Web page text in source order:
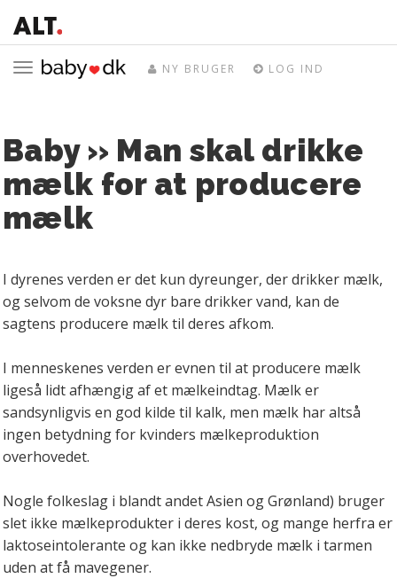
Toggle
NY BRUGER LOG IND
Baby » Man skal drikke
mælk for at producere
mælk
I dyrenes verden er det kun dyreunger, der drikker mælk,
og selvom de voksne dyr bare drikker vand, kan de
sagtens producere mælk til deres afkom.
I menneskenes verden er evnen til at producere mælk
ligeså lidt afhængig af et mælkeindtag. Mælk er
sandsynligvis en god kilde til kalk, men mælk har altså
ingen betydning for kvinders mælkeproduktion
overhovedet.
Nogle folkeslag i blandt andet Asien og Grønland) bruger
slet ikke mælkeprodukter i deres kost, og mange herfra er
laktoseintolerante og kan ikke nedbryde mælk i tarmen
uden at få mavegener.